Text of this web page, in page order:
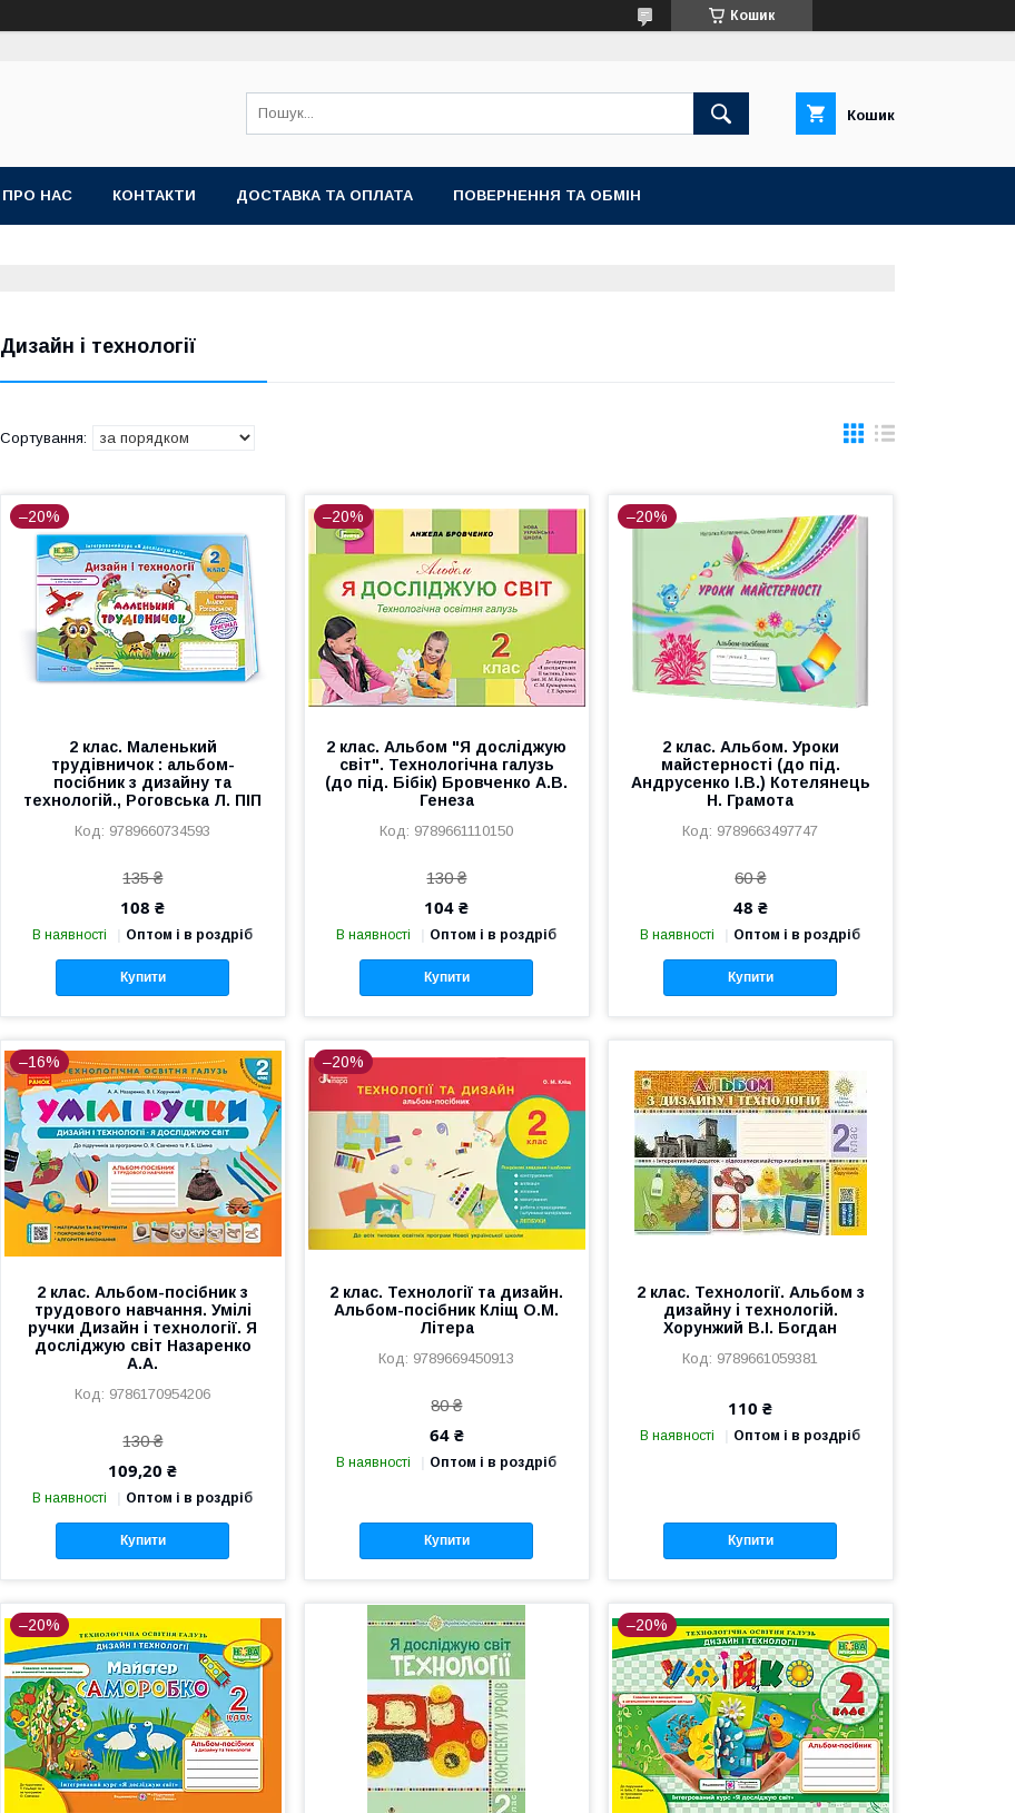
Кошик
Кошик
ПРО НАС КОНТАКТИ ДОСТАВКА ТА ОПЛАТА ПОВЕРНЕННЯ ТА ОБМІН
Дизайн і технології
–20%
2 клас. Маленький
трудівничок : альбом-
посібник з дизайну та
технологій., Роговська Л. ПІП
9789660734593
135 ₴
108 ₴
В наявності Оптом і в роздріб
Купити
–20%
2 клас. Альбом "Я досліджую
світ". Технологічна галузь
(до під. Бібік) Бровченко А.В.
Генеза
9789661110150
130 ₴
104 ₴
В наявності Оптом і в роздріб
Купити
–20%
2 клас. Альбом. Уроки
майстерності (до під.
Андрусенко І.В.) Котелянець
Н. Грамота
9789663497747
60 ₴
48 ₴
В наявності Оптом і в роздріб
Купити
–16%
2 клас. Альбом-посібник з
трудового навчання. Умілі
ручки Дизайн і технології. Я
досліджую світ Назаренко
А.А.
9786170954206
130 ₴
109,20 ₴
В наявності Оптом і в роздріб
Купити
–20%
2 клас. Технології та дизайн.
Альбом-посібник Кліщ О.М.
Літера
9789669450913
80 ₴
64 ₴
В наявності Оптом і в роздріб
Купити
2 клас. Технології. Альбом з
дизайну і технологій.
Хорунжий В.І. Богдан
9789661059381
110 ₴
В наявності Оптом і в роздріб
Купити
–20% –20%